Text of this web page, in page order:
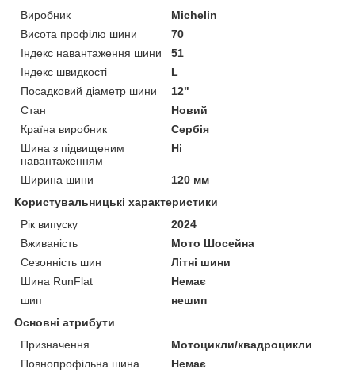
Виробник
Michelin
Висота профілю шини
70
Індекс навантаження шини
51
Індекс швидкості
L
Посадковий діаметр шини
12"
Стан
Новий
Країна виробник
Сербія
Шина з підвищеним
навантаженням
Ні
Ширина шини
120 мм
Користувальницькі характеристики
Рік випуску
2024
Вживаність
Мото Шосейна
Сезонність шин
Літні шини
Шина RunFlat
Немає
шип
нешип
Основні атрибути
Призначення
Мотоцикли/квадроцикли
Повнопрофільна шина
Немає